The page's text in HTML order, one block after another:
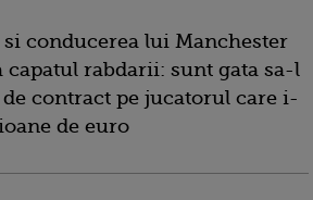
si conducerea lui Manchester
capatul rabdarii: sunt gata sa-l
de contract pe jucatorul care i-
de euro